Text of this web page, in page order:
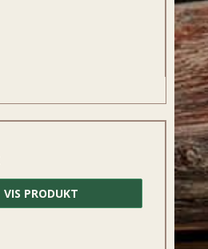
VIS PRODUKT